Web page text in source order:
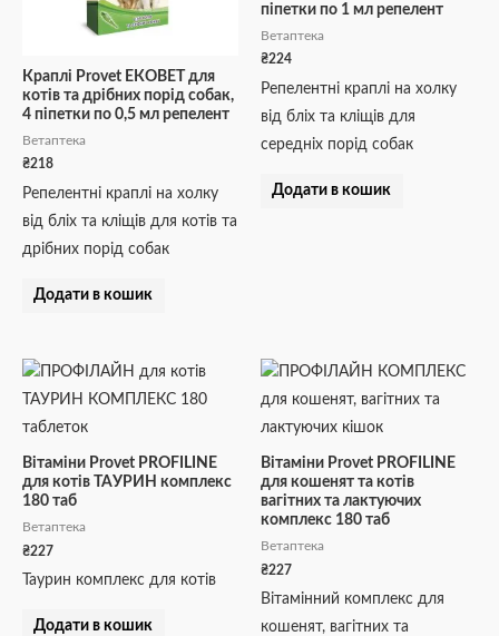
Краплі Provet ЕКОВЕТ для
котів та дрібних порід собак,
4 піпетки по 0,5 мл репелент
Ветаптека
₴218
Репелентні краплі на холку
від бліх та кліщів для котів та
дрібних порід собак
Додати в кошик
піпетки по 1 мл репелент
Ветаптека
₴224
Репелентні краплі на холку
від бліх та кліщів для
середніх порід собак
Додати в кошик
Вітаміни Provet PROFILINE
для котів ТАУРИН комплекс
180 таб
Ветаптека
₴227
Таурин комплекс для котів
Додати в кошик
Вітаміни Provet PROFILINE
для кошенят та котів
вагітних та лактуючих
комплекс 180 таб
Ветаптека
₴227
Вітамінний комплекс для
кошенят, вагітних та